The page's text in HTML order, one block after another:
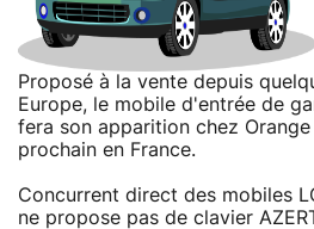
Proposé à la vente depuis
Europe, le mobile d'entrée de
fera son apparition chez
prochain en France.
Concurrent direct des mobiles
ne propose pas de clavier